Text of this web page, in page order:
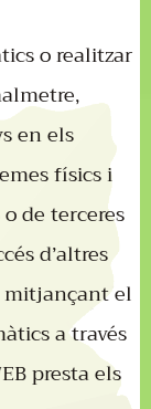
o realitzar
en els
físics i
o de terceres
d’altres
mitjançant el
a través
presta els